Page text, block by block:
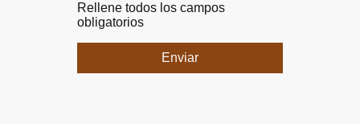
Rellene todos los campos
obligatorios
Enviar